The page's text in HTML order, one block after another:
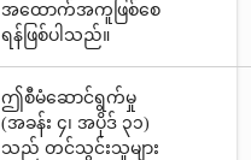
အထောက်အကူဖြစ်စေ
ရန်ဖြစ်ပါသည်။
ဤစီမံဆောင်ရွက်မှု
(အခန်း ၄၊ အပိုဒ် ၃၁)
သည် တင်သွင်းသူများ